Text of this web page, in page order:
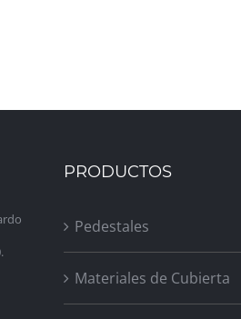
PRODUCTOS
Pedestales
Materiales de Cubierta